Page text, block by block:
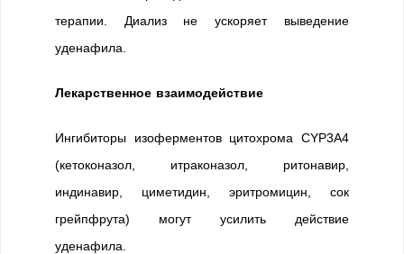
терапии. Диализ не ускоряет выведение
уденафила.
Лекарственное взаимодействие
Ингибиторы изоферментов цитохрома CYP3A4
(кетоконазол, итраконазол, ритонавир,
индинавир, циметидин, эритромицин, сок
грейпфрута) могут усилить действие
уденафила.